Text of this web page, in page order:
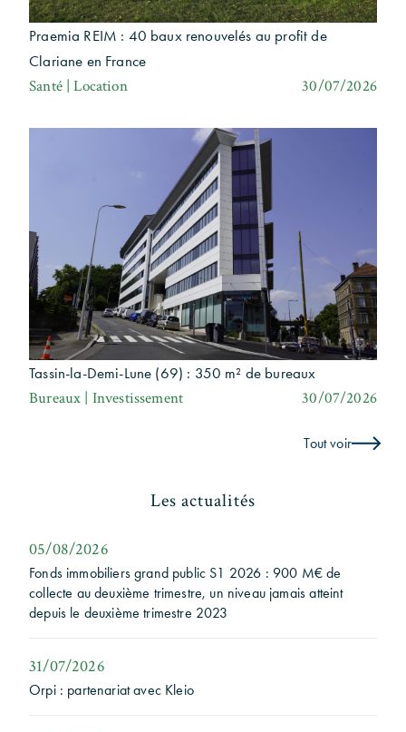
Praemia REIM : 40 baux renouvelés au profit de
Clariane en France
Santé | Location 30/07/2026
Tassin-la-Demi-Lune (69) : 350 m² de bureaux
Bureaux | Investissement 30/07/2026
Tout voir
Les actualités
05/08/2026
Fonds immobiliers grand public S1 2026 : 900 M€ de
collecte au deuxième trimestre, un niveau jamais atteint
depuis le deuxième trimestre 2023
31/07/2026
Orpi : partenariat avec Kleio